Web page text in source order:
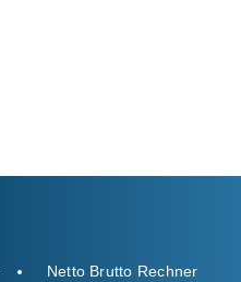
Netto Brutto Rechner